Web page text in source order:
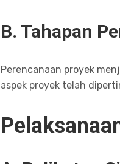
B. Tahapan
Perencanaan proyek
aspek proyek telah